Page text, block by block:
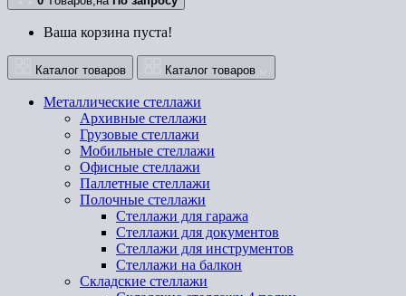
Ваша корзина пуста!
Каталог товаров Каталог товаров
Металлические стеллажи
Архивные стеллажи
Грузовые стеллажи
Мобильные стеллажи
Офисные стеллажи
Паллетные стеллажи
Полочные стеллажи
Стеллажи для гаража
Стеллажи для документов
Стеллажи для инструментов
Стеллажи на балкон
Складские стеллажи